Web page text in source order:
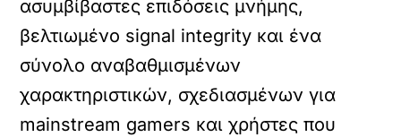
ασυμβίβαστες επιδόσεις μνήμης,
βελτιωμένο signal integrity και ένα
σύνολο αναβαθμισμένων
χαρακτηριστικών, σχεδιασμένων για
mainstream gamers και χρήστες που